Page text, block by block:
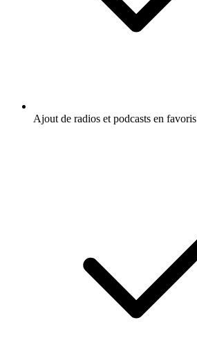
Ajout de radios et podcasts en favoris